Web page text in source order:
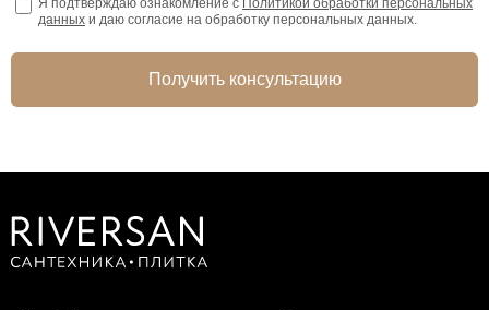
Я подтверждаю ознакомление с Политикой обработки персональных
данных и даю согласие на обработку персональных данных.
Получить консультацию